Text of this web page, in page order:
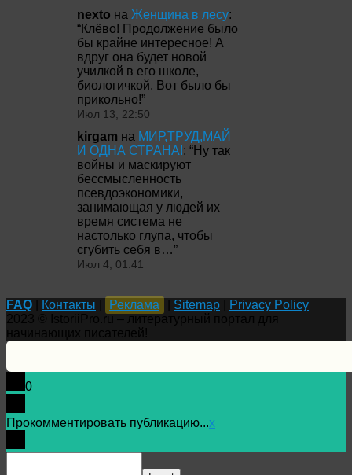
nexto на Женщина в лесу:
“Клёво! Продолжение было
бы крайне интересное! А
вдруг она будет новой
училкой в его школе,
биологичкой. Вот было бы
прикольно!”
Июл 13, 22:50
kirgam на МИР,ТРУД,МАЙ
И ОДНА СТРАНА!: “Ну так
войны и маскируют
бессмысленность
псевдоэкономики,
занимающая у людей их
время система не
настолько глупа, чтобы
сгубить себя в…”
Июл 4, 01:41
FAQ Контакты Реклама Sitemap
Privacy Policy
0
Прокомментировать публикацию...x